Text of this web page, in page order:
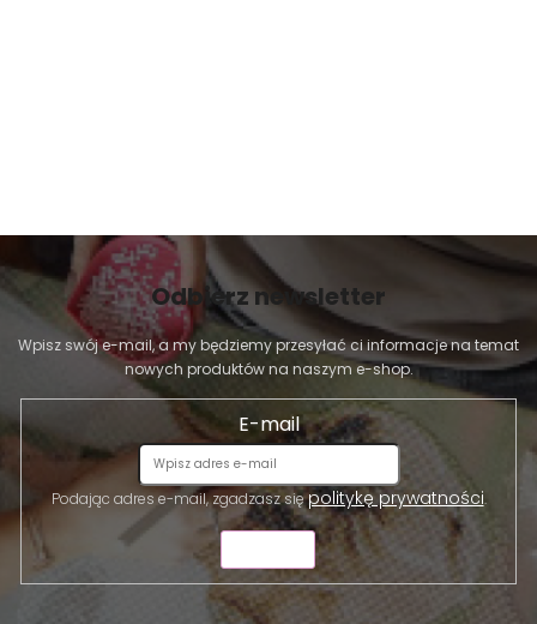
Odbierz newsletter
Wpisz swój e-mail, a my będziemy przesyłać ci informacje na temat
nowych produktów na naszym e-shop.
E-mail
Podając adres e-mail, zgadzasz siępolitykę prywatności.